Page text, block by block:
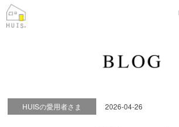
HUISの愛用者さま 2026-04-26